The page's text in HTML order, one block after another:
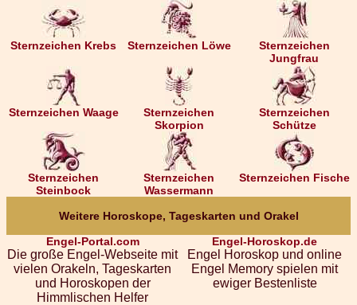
Sternzeichen Krebs Sternzeichen Löwe
Sternzeichen
Jungfrau
Sternzeichen Waage
Sternzeichen
Skorpion
Sternzeichen
Schütze
Sternzeichen
Steinbock
Sternzeichen
Wassermann
Sternzeichen Fische
Weitere Horoskope, Tageskarten und Orakel
Engel-Portal.com
Die große Engel-Webseite mit
vielen Orakeln, Tageskarten
und Horoskopen der
Himmlischen Helfer
Engel-Horoskop.de
Engel Horoskop und online
Engel Memory spielen mit
ewiger Bestenliste